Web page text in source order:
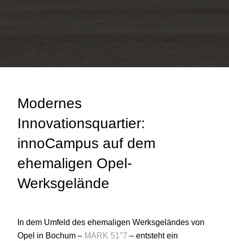
Modernes
Innovationsquartier:
innoCampus auf dem
ehemaligen Opel-
Werksgelände
In dem Umfeld des ehemaligen Werksgeländes von
Opel in Bochum – MARK 51°7 – entsteht ein